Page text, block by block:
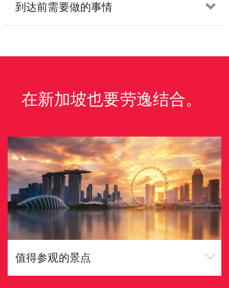
到达前需要做的事情
在新加坡也要劳逸结合。
值得参观的景点